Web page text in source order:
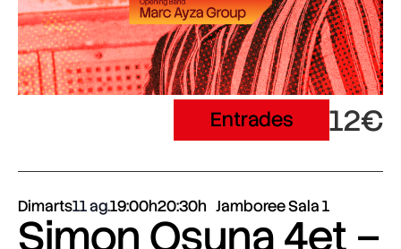
Entrades 12€
Dimarts11 ag.19:00h20:30h Jamboree Sala 1
Simon Osuna 4et –